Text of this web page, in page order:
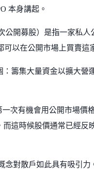
本身講起。
公開募股）是指一家私
可以在公開市場上買賣這
籌集大量資金以擴大營
次有機會用公開市場價
而這時候股價通常已經
念對散戶如此具有吸引